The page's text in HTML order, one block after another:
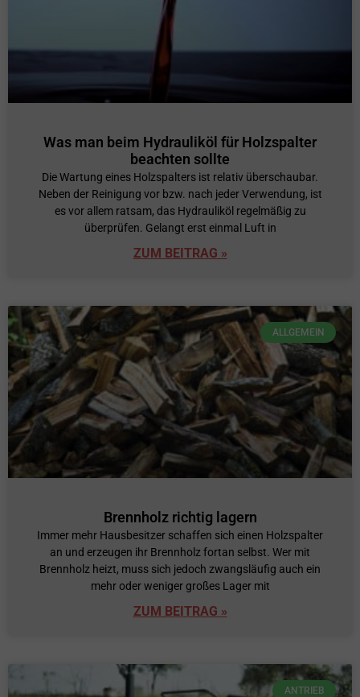
Was man beim Hydrauliköl für Holzspalter
beachten sollte
Die Wartung eines Holzspalters ist relativ überschaubar.
Neben der Reinigung vor bzw. nach jeder Verwendung, ist
es vor allem ratsam, das Hydrauliköl regelmäßig zu
überprüfen. Gelangt erst einmal Luft in
ZUM BEITRAG »
ALLGEMEIN
Brennholz richtig lagern
Immer mehr Hausbesitzer schaffen sich einen Holzspalter
an und erzeugen ihr Brennholz fortan selbst. Wer mit
Brennholz heizt, muss sich jedoch zwangsläufig auch ein
mehr oder weniger großes Lager mit
ZUM BEITRAG »
ANTRIEB